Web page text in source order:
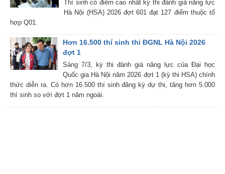
Thí sinh có điểm cao nhất kỳ thi đánh giá năng lực
Hà Nội (HSA) 2026 đợt 601 đạt 127 điểm thuộc tổ
hợp Q01.
Hơn 16.500 thí sinh thi ĐGNL Hà Nội 2026
đợt 1
Sáng 7/3, kỳ thi đánh giá năng lực của Đại học
Quốc gia Hà Nội năm 2026 đợt 1 (kỳ thi HSA) chính
thức diễn ra. Có hơn 16.500 thí sinh đăng ký dự thi, tăng hơn 5.000
thí sinh so với đợt 1 năm ngoái.